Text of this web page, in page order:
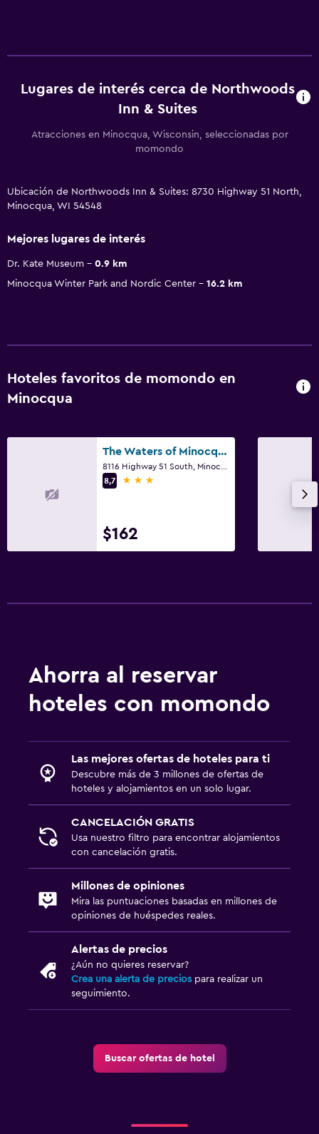
Lugares de interés cerca de Northwoods
Inn & Suites
Atracciones en Minocqua, Wisconsin, seleccionadas por
momondo
Ubicación de Northwoods Inn & Suites: 8730 Highway 51 North,
Minocqua, WI 54548
Mejores lugares de interés
Dr. Kate Museum
0.9 km
Minocqua Winter Park and Nordic Center
16.2 km
Hoteles favoritos de momondo en
Minocqua
The Waters of Minocqua
8,7
3 estrellas
$162
Ahorra al reservar
hoteles con momondo
Las mejores ofertas de hoteles para ti
Descubre más de 3 millones de ofertas de
hoteles y alojamientos en un solo lugar.
CANCELACIÓN GRATIS
Usa nuestro filtro para encontrar alojamientos
con cancelación gratis.
Millones de opiniones
Mira las puntuaciones basadas en millones de
opiniones de huéspedes reales.
Alertas de precios
¿Aún no quieres reservar?
Crea una alerta de precios para realizar un
seguimiento.
Buscar ofertas de hotel